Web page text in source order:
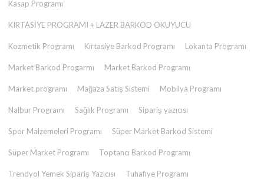
Kasap Programı
KIRTASİYE PROGRAMI + LAZER BARKOD OKUYUCU
Kozmetik Programı Kırtasiye Barkod Programı Lokanta Programı
Market Barkod Progarmı Market Barkod Programı
Market programı Mağaza Satış Sistemi Mobilya Programı
Nalbur Programı Sağlık Programı Sipariş yazıcısı
Spor Malzemeleri Programı Süper Market Barkod Sistemi
Süper Market Programı Toptancı Barkod Programı
Trendyol Yemek Sipariş Yazıcısı Tuhafiye Programı